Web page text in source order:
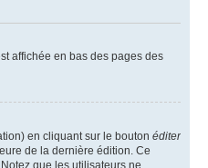
affichée en bas des pages des
en cliquant sur le bouton éditer
de la dernière édition. Ce
que les utilisateurs ne